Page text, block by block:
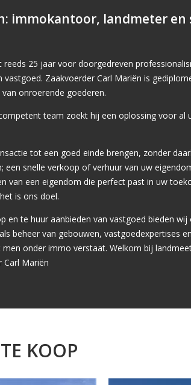
immokantoor, landmeter en
reeds 25 jaar voor doorgedreven
vastgoed. Zaakvoerder Carl Mariën is
onroerende goederen.
team zoekt hij een oplossing voor al
tot een goed einde brengen, zonder
een snelle verkoop of verhuur van uw
van een eigendom die perfect past in uw
is ons doel.
en te huur aanbieden van vastgoed bieden wij
beheer van gebouwen, vastgoedexpertises
onder immo verstaat. Welkom bij
Mariën
KOOP